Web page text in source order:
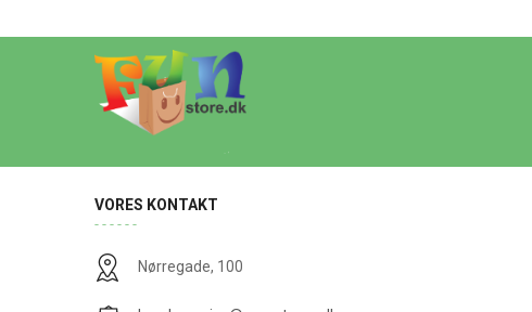
VORES KONTAKT
Nørregade, 100